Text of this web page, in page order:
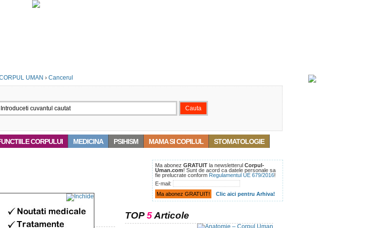
UMAN › Cancerul
CORPULUI MEDICINA PSIHISM MAMA SI COPILUL STOMATOLOGIE
Ma abonez GRATUIT la newsletterul Corpul-
Uman.com! Sunt de acord ca datele personale sa
fie prelucrate conform Regulamentul UE 679/2016!
E-mail:
Clic aici pentru Arhiva!
TOP5Articole